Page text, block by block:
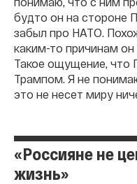
будто он на стороне
забыл про НАТО.
каким-то причинам
Такое ощущение, что
Трампом. Я не
это не несет миру
«Россияне не
жизнь»